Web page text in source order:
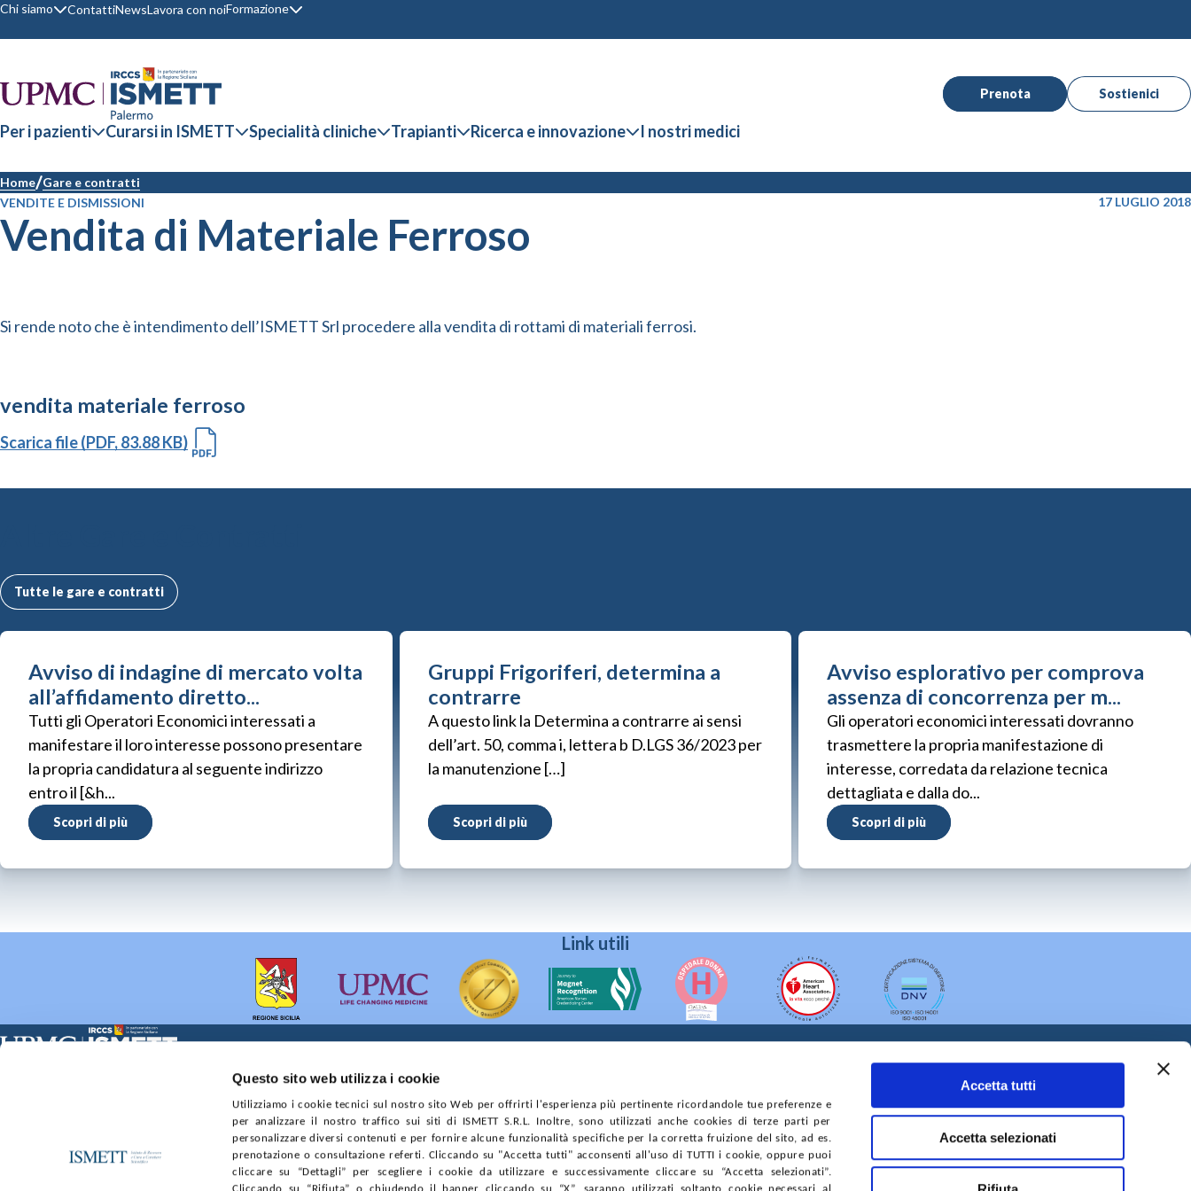
Questo sito web utilizza i cookie
Utilizziamo i cookie tecnici sul nostro sito Web per offrirti l'esperienza più pertinente ricordandole tue preferenze e
per analizzare il nostro traffico sui siti di ISMETT S.R.L. Inoltre, sono utilizzati anche cookies di terze parti per
personalizzare diversi contenuti e per fornire alcune funzionalità specifiche per la corretta fruizione del sito, ad es.
prenotazione o consultazione referti. Cliccando su "Accetta tutti" acconsenti all'uso di TUTTI i cookie, oppure puoi
cliccare su “Dettagli” per scegliere i cookie da utilizzare e successivamente cliccare su “Accetta selezionati”.
Accetta tutti
Accetta selezionati
Chi siamo ContattiNewsLavora con noiFormazione
Prenota Sostienici
Per i pazienti Curarsi in ISMETT Specialità cliniche Trapianti Ricerca e innovazione I nostri medici
Home Gare e contratti
VENDITE E DISMISSIONI
17 LUGLIO 2018
Vendita di Materiale Ferroso
Si rende noto che è intendimento dell’ISMETT Srl procedere alla vendita di rottami di materiali ferrosi.
vendita materiale ferroso
Scarica file (PDF, 83.88 KB)
Tutte le gare e contratti
Avviso di indagine di mercato volta
all’affidamento diretto...
Tutti gli Operatori Economici interessati a
manifestare il loro interesse possono presentare
la propria candidatura al seguente indirizzo
entro il [&h...
Scopri di più
Gruppi Frigoriferi, determina a
contrarre
A questo link la Determina a contrarre ai sensi
dell’art. 50, comma i, lettera b D.LGS 36/2023 per
la manutenzione […]
Scopri di più
Avviso esplorativo per comprova
assenza di concorrenza per m...
Gli operatori economici interessati dovranno
trasmettere la propria manifestazione di
interesse, corredata da relazione tecnica
dettagliata e dalla do...
Scopri di più
Link utili
Sede Sociale:
Ufficio Registro delle imprese di Palermo
nr. REA PA-201818 P.I. 04544550827
WHISTLEBLOWINGGARE E CONTRATTI PRIVACYCOOKIE POLICYSOSTIENICIMAPPA DEL SITOACCESSIBILITÀCONTATTI